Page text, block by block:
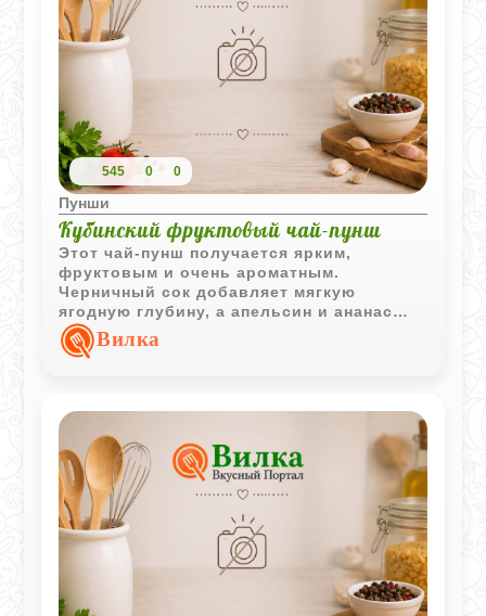
мощно согревающим. Отличная штука
для долгих зимних посиделок.
545 0 0
Пунши
Кубинский фруктовый чай-пунш
Этот чай-пунш получается ярким,
фруктовым и очень ароматным.
Черничный сок добавляет мягкую
ягодную глубину, а апельсин и ананас
делают напиток по-настоящему сочным и
солнечным даже в прохладную погоду.
Вилка